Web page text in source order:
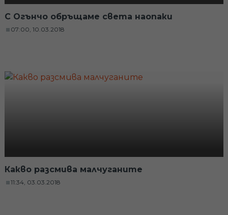
С Огънчо обръщаме света наопаки
07:00, 10.03.2018
Какво разсмива малчуганите
11:34, 03.03.2018